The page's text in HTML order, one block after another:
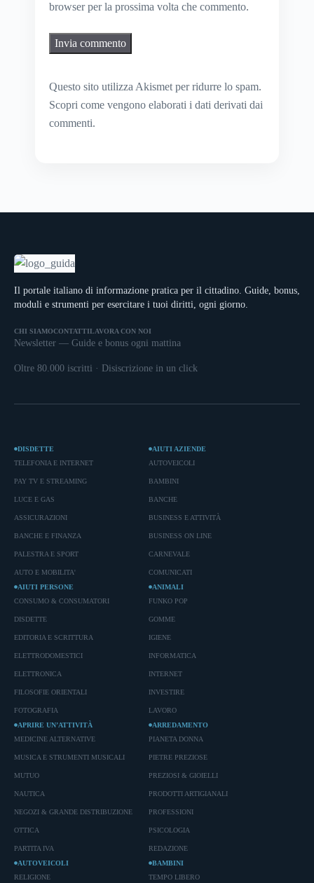
browser per la prossima volta che commento.
Questo sito utilizza Akismet per ridurre lo spam.
Scopri come vengono elaborati i dati derivati dai
commenti.
Il portale italiano di informazione pratica per il cittadino. Guide, bonus,
moduli e strumenti per esercitare i tuoi diritti, ogni giorno.
CHI SIAMOCONTATTI LAVORA CON NOI
Newsletter — Guide e bonus ogni mattina
Oltre 80.000 iscritti · Disiscrizione in un click
DISDETTE
TELEFONIA E INTERNET
PAY TV E STREAMING
LUCE E GAS
ASSICURAZIONI
BANCHE E FINANZA
PALESTRA E SPORT
AUTO E MOBILITA'
AIUTI AZIENDE
AUTOVEICOLI
BAMBINI
BANCHE
BUSINESS E ATTIVITÀ
BUSINESS ON LINE
CARNEVALE
COMUNICATI
AIUTI PERSONE
CONSUMO & CONSUMATORI
DISDETTE
EDITORIA E SCRITTURA
ELETTRODOMESTICI
ELETTRONICA
FILOSOFIE ORIENTALI
FOTOGRAFIA
ANIMALI
FUNKO POP
GOMME
IGIENE
INFORMATICA
INTERNET
INVESTIRE
LAVORO
APRIRE UN’ATTIVITÀ
MEDICINE ALTERNATIVE
MUSICA E STRUMENTI MUSICALI
MUTUO
NAUTICA
NEGOZI & GRANDE DISTRIBUZIONE
OTTICA
PARTITA IVA
ARREDAMENTO
PIANETA DONNA
PIETRE PREZIOSE
PREZIOSI & GIOIELLI
PRODOTTI ARTIGIANALI
PROFESSIONI
PSICOLOGIA
REDAZIONE
AUTOVEICOLI
RELIGIONE
BAMBINI
TEMPO LIBERO